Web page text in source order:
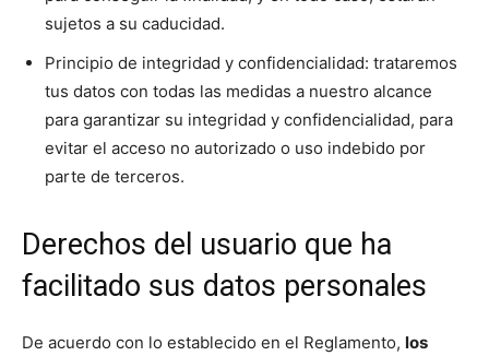
sujetos a su caducidad.
Principio de integridad y confidencialidad: trataremos
tus datos con todas las medidas a nuestro alcance
para garantizar su integridad y confidencialidad, para
evitar el acceso no autorizado o uso indebido por
parte de terceros.
Derechos del usuario que ha
facilitado sus datos personales
De acuerdo con lo establecido en el Reglamento, los